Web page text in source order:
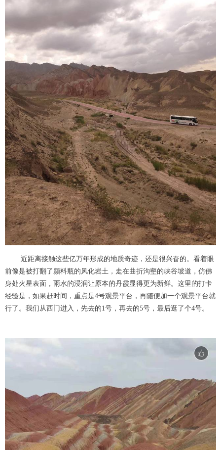
近距离接触这些亿万年形成的地质奇迹，还是很兴奋的。看着眼
前像是被打翻了颜料瓶的风化岩土，走在曲折沟壑的峡谷坡道，仿佛
身处火星表面，雨水的浸润让原本的丹霞显得更为新鲜。这里的打卡
经验是，如果赶时间，重点是4号观景平台，再随便加一个观景平台就
行了。我们从西门进入，先去的1号，再去的5号，最后逛了个4号。